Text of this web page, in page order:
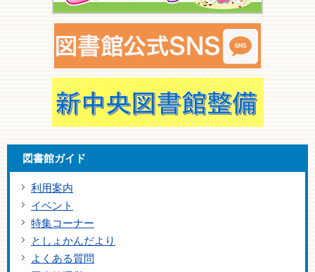
図書館ガイド
利用案内
イベント
特集コーナー
としょかんだより
よくある質問